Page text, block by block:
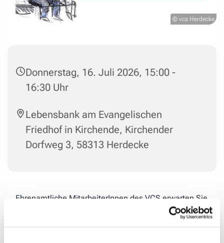
© vcs Herdecke
Donnerstag, 16. Juli 2026, 15:00 -
16:30 Uhr
Lebensbank am Evangelischen
Friedhof in Kirchende, Kirchender
Dorfweg 3, 58313 Herdecke
Ehrenamtliche MitarbeiterInnen des VCS erwarten Sie
auf der «Lebensbank« am Evangelischen Friedhof in